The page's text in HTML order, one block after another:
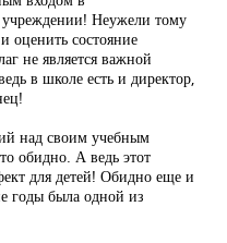
учреждении! Неужели тому
оценить состояние
не является важной
в школе есть и директор,
над своим учебным
обидно. А ведь этот
для детей! Обидно еще и
годы была одной из